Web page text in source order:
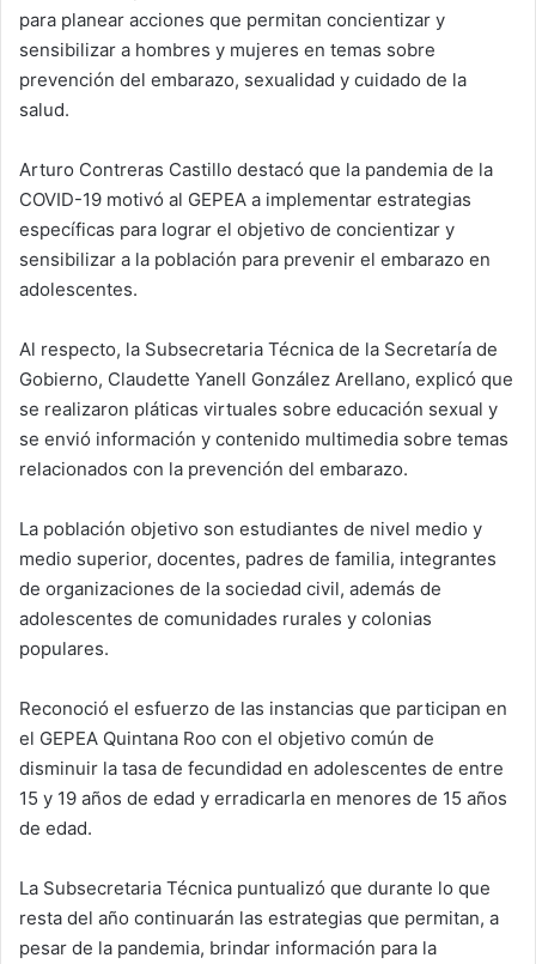
para planear acciones que permitan concientizar y
sensibilizar a hombres y mujeres en temas sobre
prevención del embarazo, sexualidad y cuidado de la
salud.
Arturo Contreras Castillo destacó que la pandemia de la
COVID-19 motivó al GEPEA a implementar estrategias
específicas para lograr el objetivo de concientizar y
sensibilizar a la población para prevenir el embarazo en
adolescentes.
Al respecto, la Subsecretaria Técnica de la Secretaría de
Gobierno, Claudette Yanell González Arellano, explicó que
se realizaron pláticas virtuales sobre educación sexual y
se envió información y contenido multimedia sobre temas
relacionados con la prevención del embarazo.
La población objetivo son estudiantes de nivel medio y
medio superior, docentes, padres de familia, integrantes
de organizaciones de la sociedad civil, además de
adolescentes de comunidades rurales y colonias
populares.
Reconoció el esfuerzo de las instancias que participan en
el GEPEA Quintana Roo con el objetivo común de
disminuir la tasa de fecundidad en adolescentes de entre
15 y 19 años de edad y erradicarla en menores de 15 años
de edad.
La Subsecretaria Técnica puntualizó que durante lo que
resta del año continuarán las estrategias que permitan, a
pesar de la pandemia, brindar información para la